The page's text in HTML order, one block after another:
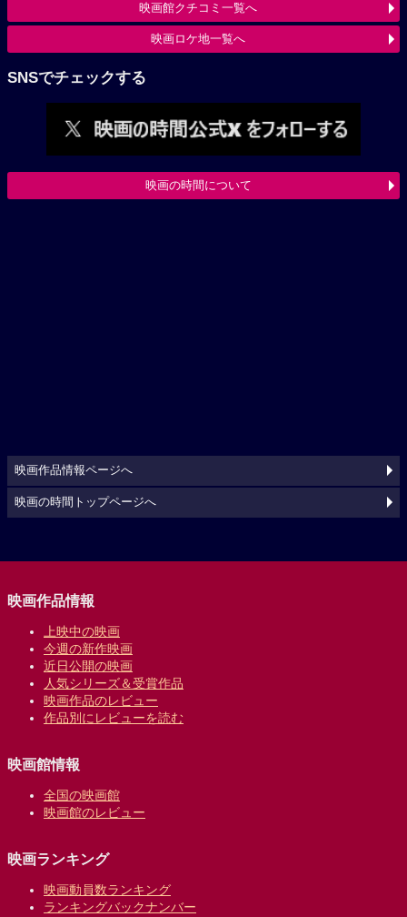
映画館クチコミ一覧へ
映画ロケ地一覧へ
SNSでチェックする
映画の時間について
映画作品情報ページへ
映画の時間トップページへ
映画作品情報
上映中の映画
今週の新作映画
近日公開の映画
人気シリーズ＆受賞作品
映画作品のレビュー
作品別にレビューを読む
映画館情報
全国の映画館
映画館のレビュー
映画ランキング
映画動員数ランキング
ランキングバックナンバー